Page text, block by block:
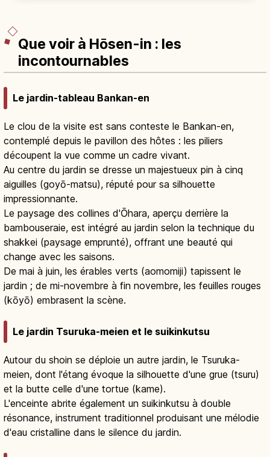
Que voir à Hōsen-in : les
incontournables
Le jardin-tableau Bankan-en
Le clou de la visite est sans conteste le Bankan-en,
contemplé depuis le pavillon des hôtes : les piliers
découpent la vue comme un cadre vivant.
Au centre du jardin se dresse un majestueux pin à cinq
aiguilles (goyō-matsu), réputé pour sa silhouette
impressionnante.
Le paysage des collines d'Ōhara, aperçu derrière la
bambouseraie, est intégré au jardin selon la technique du
shakkei (paysage emprunté), offrant une beauté qui
change avec les saisons.
De mai à juin, les érables verts (aomomiji) tapissent le
jardin ; de mi-novembre à fin novembre, les feuilles rouges
(kōyō) embrasent la scène.
Le jardin Tsuruka-meien et le suikinkutsu
Autour du shoin se déploie un autre jardin, le Tsuruka-
meien, dont l'étang évoque la silhouette d'une grue (tsuru)
et la butte celle d'une tortue (kame).
L'enceinte abrite également un suikinkutsu à double
résonance, instrument traditionnel produisant une mélodie
d'eau cristalline dans le silence du jardin.